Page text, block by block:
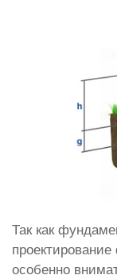
Так как
особенно